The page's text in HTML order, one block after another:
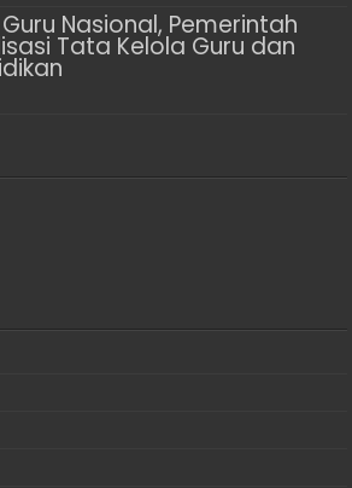
Nasional, Pemerintah
Tata Kelola Guru dan